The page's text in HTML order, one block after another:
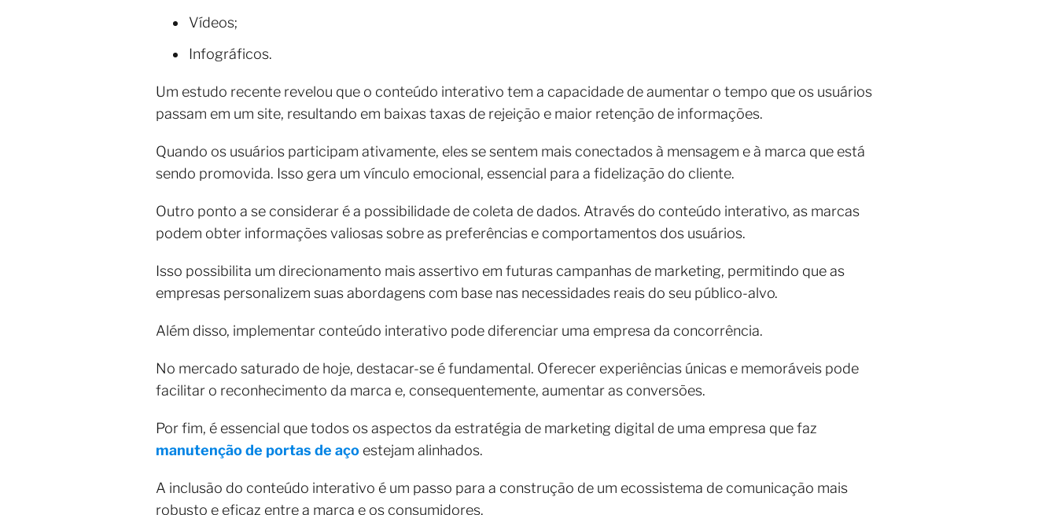
Vídeos;
Infográficos.
Um estudo recente revelou que o conteúdo interativo tem a capacidade de aumentar o tempo que os usuários
passam em um site, resultando em baixas taxas de rejeição e maior retenção de informações.
Quando os usuários participam ativamente, eles se sentem mais conectados à mensagem e à marca que está
sendo promovida. Isso gera um vínculo emocional, essencial para a fidelização do cliente.
Outro ponto a se considerar é a possibilidade de coleta de dados. Através do conteúdo interativo, as marcas
podem obter informações valiosas sobre as preferências e comportamentos dos usuários.
Isso possibilita um direcionamento mais assertivo em futuras campanhas de marketing, permitindo que as
empresas personalizem suas abordagens com base nas necessidades reais do seu público-alvo.
Além disso, implementar conteúdo interativo pode diferenciar uma empresa da concorrência.
No mercado saturado de hoje, destacar-se é fundamental. Oferecer experiências únicas e memoráveis pode
facilitar o reconhecimento da marca e, consequentemente, aumentar as conversões.
Por fim, é essencial que todos os aspectos da estratégia de marketing digital de uma empresa que faz
manutenção de portas de aço estejam alinhados.
A inclusão do conteúdo interativo é um passo para a construção de um ecossistema de comunicação mais
robusto e eficaz entre a marca e os consumidores.